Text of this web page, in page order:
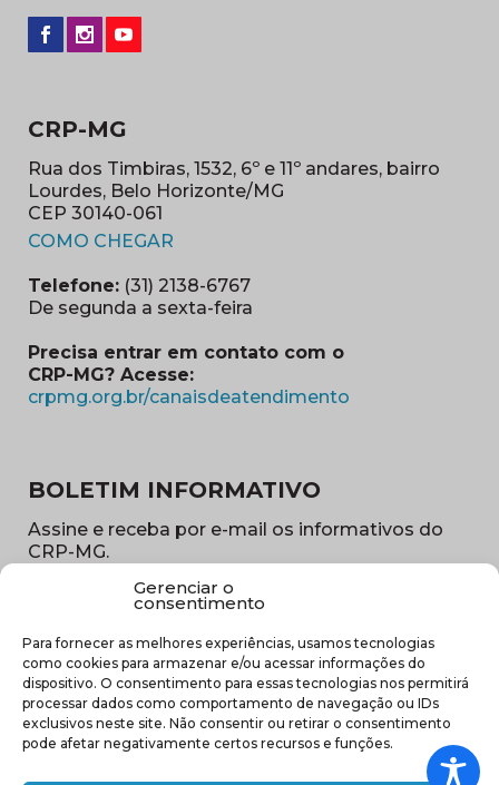
Gerenciar o
consentimento
Para fornecer as melhores experiências, usamos tecnologias
como cookies para armazenar e/ou acessar informações do
dispositivo. O consentimento para essas tecnologias nos permitirá
processar dados como comportamento de navegação ou IDs
exclusivos neste site. Não consentir ou retirar o consentimento
pode afetar negativamente certos recursos e funções.
CRP-MG
Rua dos Timbiras, 1532, 6º e 11º andares, bairro
Lourdes, Belo Horizonte/MG
CEP 30140-061
COMO CHEGAR
Telefone: (31) 2138-6767
De segunda a sexta-feira
Precisa entrar em contato com o
CRP-MG? Acesse:
crpmg.org.br/canaisdeatendimento
BOLETIM INFORMATIVO
Assine e receba por e-mail os informativos do
CRP-MG.
E-
mail
(obrigatório)
Sub
região